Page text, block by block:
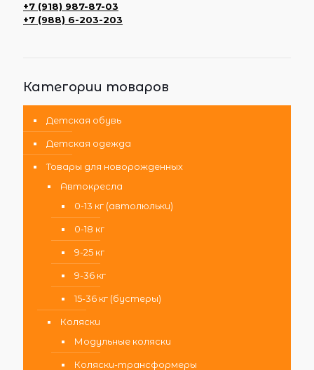
+7 (918) 987-87-03
+7 (988) 6-203-203
Категории товаров
Детская обувь
Детская одежда
Товары для новорожденных
Автокресла
0-13 кг (автолюльки)
0-18 кг
9-25 кг
9-36 кг
15-36 кг (бустеры)
Коляски
Модульные коляски
Коляски-трансформеры